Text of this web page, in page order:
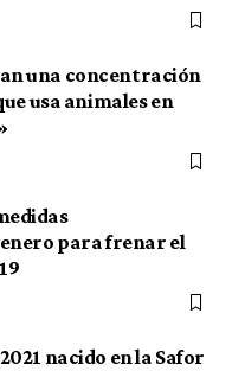
una concentración
usa animales en
para frenar el
nacido en la Safor